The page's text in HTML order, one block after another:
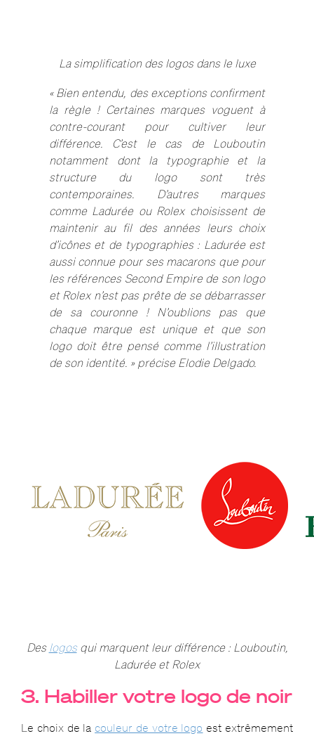
La simplification des logos dans le luxe
« Bien entendu, des exceptions confirment
la règle ! Certaines marques voguent à
contre-courant pour cultiver leur
différence. C’est le cas de Louboutin
notamment dont la typographie et la
structure du logo sont très
contemporaines. D’autres marques
comme Ladurée ou Rolex choisissent de
maintenir au fil des années leurs choix
d’icônes et de typographies : Ladurée est
aussi connue pour ses macarons que pour
les références Second Empire de son logo
et Rolex n’est pas prête de se débarrasser
de sa couronne ! N’oublions pas que
chaque marque est unique et que son
logo doit être pensé comme l’illustration
de son identité. » précise Elodie Delgado.
Des logosqui marquent leur différence : Louboutin,
Ladurée et Rolex
3. Habiller votre logo de noir
Le choix de la couleur de votre logo est extrêmement